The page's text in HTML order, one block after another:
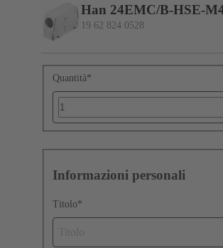
Han 24EMC/B-HSE-
19 62 824 0528
Quantità*
Informazioni personali
Titolo*